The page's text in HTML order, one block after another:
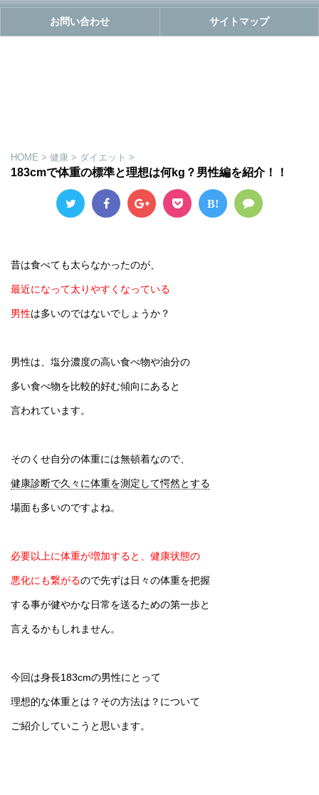
お問い合わせ サイトマップ
HOME > 健康 > ダイエット >
183cmで体重の標準と理想は何kg？男性編を紹介！！
B!
昔は食べても太らなかったのが、
最近になって太りやすくなっている
男性は多いのではないでしょうか？
男性は、塩分濃度の高い食べ物や油分の
多い食べ物を比較的好む傾向にあると
言われています。
そのくせ自分の体重には無頓着なので、
健康診断で久々に体重を測定して愕然とする
場面も多いのですよね。
必要以上に体重が増加すると、健康状態の
悪化にも繋がるので先ずは日々の体重を把握
する事が健やかな日常を送るための第一歩と
言えるかもしれません。
今回は身長183cmの男性にとって
理想的な体重とは？その方法は？について
ご紹介していこうと思います。